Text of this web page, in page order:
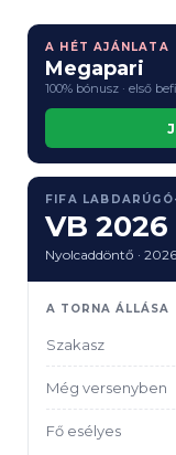
A HÉT AJÁNLATA
Megapari
100% bónusz · első
FIFA
VB 2026
Nyolcaddöntő ·
A TORNA ÁLLÁSA
Szakasz
Még versenyben
Fő esélyes